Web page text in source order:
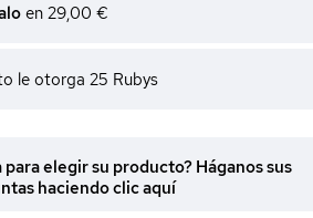
en 29,00 €
le otorga 25 Rubys
elegir su producto? Háganos sus
haciendo clic aquí